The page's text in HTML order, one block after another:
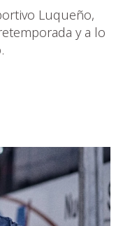
Luqueño,
y a lo